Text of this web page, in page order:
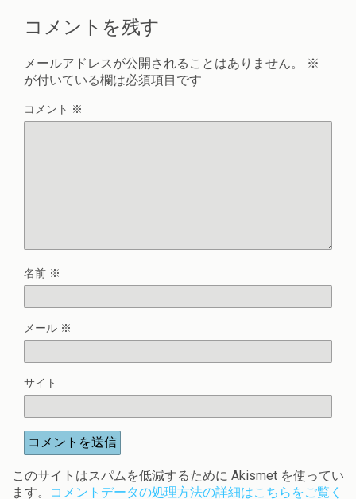
コメントを残す
メールアドレスが公開されることはありません。
※
が付いている欄は必須項目です
コメント ※
名前 ※
メール ※
サイト
このサイトはスパムを低減するために Akismet を使ってい
ます。
コメントデータの処理方法の詳細はこちらをご覧く